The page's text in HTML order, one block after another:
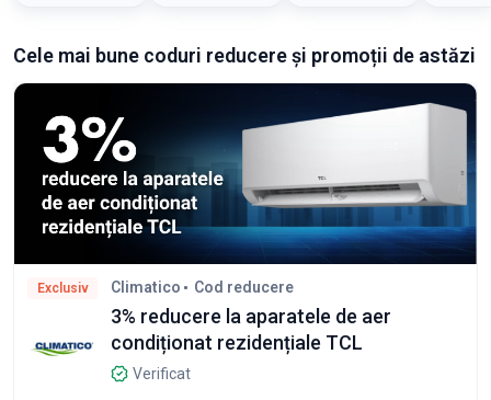
Cele mai bune coduri reducere și promoții de astăzi
Exclusiv Climatico Cod reducere
3% reducere la aparatele de aer
condiționat rezidențiale TCL
Verificat